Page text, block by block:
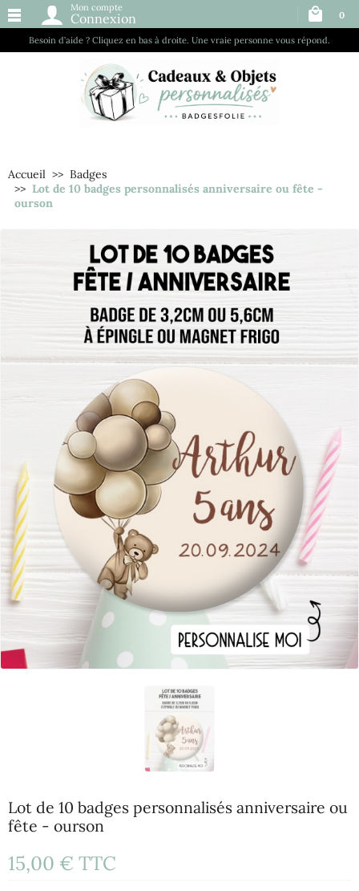
Besoin d’aide ? Cliquez en bas à droite. Une vraie personne vous répond.
Mon compte
Connexion 0
Accueil
Badges
Lot de 10 badges personnalisés anniversaire ou fête -
ourson
Lot de 10 badges personnalisés anniversaire ou
fête - ourson
15,00 € TTC